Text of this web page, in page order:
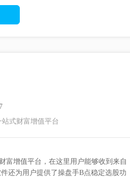
式财富增值平台
富增值平台，在这里用户能够收到来自
还为用户提供了操盘手B点稳定选股功